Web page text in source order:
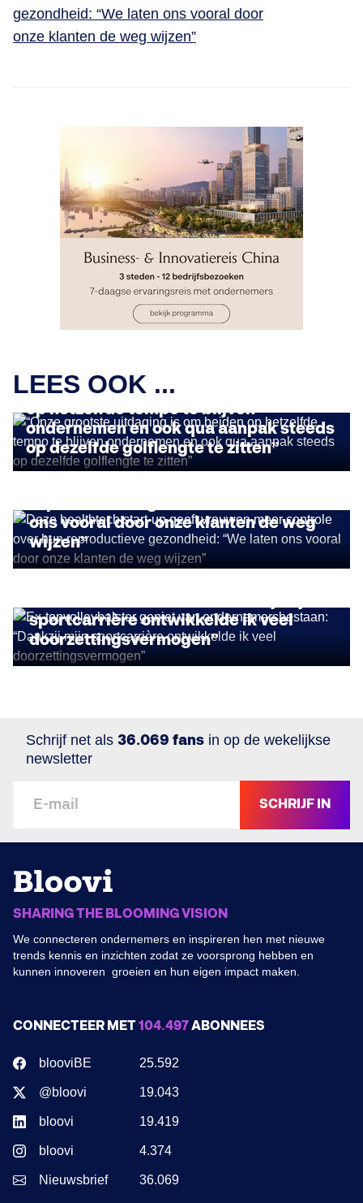
gezondheid: “We laten ons vooral door
onze klanten de weg wijzen”
LEES OOK ...
“Onze grootste uitdaging is om beiden
op hetzelfde tempo te blijven
ondernemen en ook qua aanpak steeds
op dezelfde golflengte te zitten”
FEMALE ENTREPRENEURS
Deze healthtech start-up geeft
ons vooral door onze klanten de weg
wijzen”
FEMALE ENTREPRENEURS
sportcarrière ontwikkelde ik veel
doorzettingsvermogen”
Schrijf net als 36.069 fans in op de wekelijkse
newsletter
SCHRIJF IN
SHARING THE BLOOMING VISION
We connecteren ondernemers en inspireren hen met nieuwe
trends kennis en inzichten zodat ze voorsprong hebben en
kunnen innoveren groeien en hun eigen impact maken.
CONNECTEER MET104.497ABONNEES
blooviBE 25.592
@bloovi 19.043
bloovi 19.419
bloovi 4.374
Nieuwsbrief 36.069